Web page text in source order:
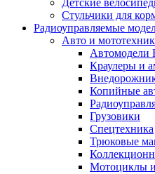
Детские
Стульчики для
Радиоуправляемые
Авто и
Автомодели
Краулеры и
Копийные
Грузовики
Спецтехника
Трюковые
Мотоциклы